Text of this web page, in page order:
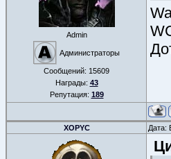
Admin
Администраторы
Сообщений: 15609
Награды: 43
Репутация: 189
XOPYC Дата: